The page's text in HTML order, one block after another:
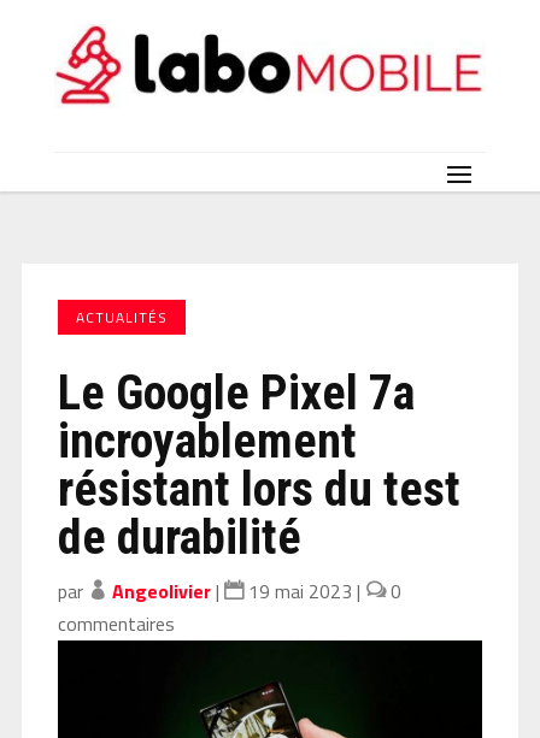
ACTUALITÉS
Le Google Pixel 7a
incroyablement
résistant lors du test
de durabilité
par Angeolivier| 19 mai 2023 |
0
commentaires